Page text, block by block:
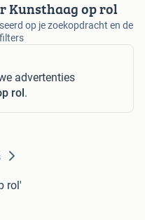
Kunsthaag op rol
op je zoekopdracht en de
advertenties
rol .
rol'